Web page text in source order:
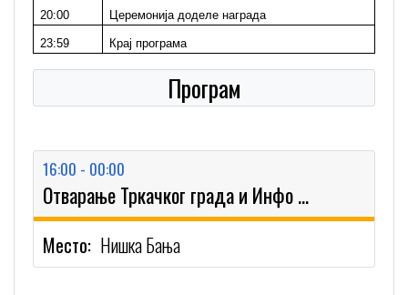
20:00 Церемонија доделе награда
23:59 Крај програма
Програм
16:00 - 00:00
Отварање Тркачког града и Инфо пулта
Место: Нишка Бања